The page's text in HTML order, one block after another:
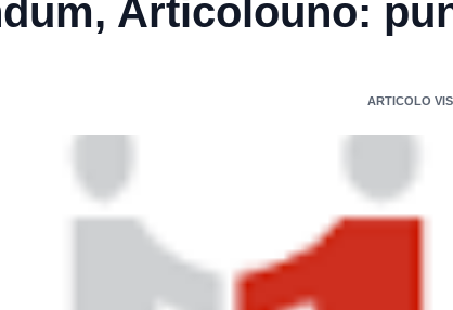
Articolouno:
ARTICOLO